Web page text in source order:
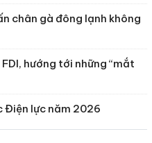
chân gà đông lạnh không
hướng tới những “mắt
Điện lực năm 2026